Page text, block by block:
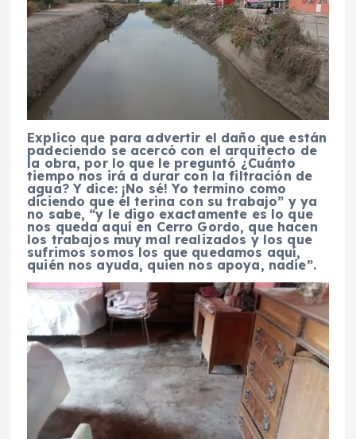
Explico que para advertir el daño que están
padeciendo se acercó con el arquitecto de
la obra, por lo que le preguntó ¿Cuánto
tiempo nos irá a durar con la filtración de
agua? Y dice: ¡No sé! Yo termino como
diciendo que él terina con su trabajo” y ya
no sabe, “y le digo exactamente es lo que
nos queda aquí en Cerro Gordo, que hacen
los trabajos muy mal realizados y los que
sufrimos somos los que quedamos aquí,
quién nos ayuda, quien nos apoya, nadie”.